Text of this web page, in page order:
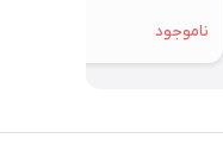
ناموجود